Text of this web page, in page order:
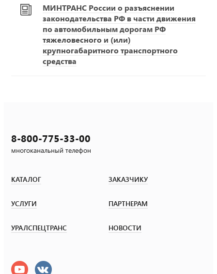
МИНТРАНС России о разъяснении
законодательства РФ в части движения
по автомобильным дорогам РФ
тяжеловесного и (или)
крупногабаритного транспортного
средства
8-800-775-33-00
многоканальный телефон
КАТАЛОГ ЗАКАЗЧИКУ
УСЛУГИ ПАРТНЕРАМ
УРАЛСПЕЦТРАНС НОВОСТИ